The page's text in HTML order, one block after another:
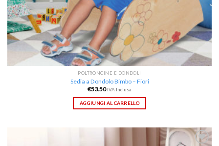
POLTRONCINE E DONDOLI
Sedia a Dondolo Bimbo – Fiori
€53.50 IVA Inclusa
AGGIUNGI AL CARRELLO